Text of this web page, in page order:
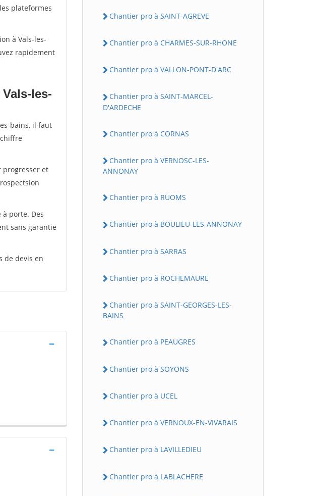
plateformes
à Vals-les-
rapidement
les-
bains, il faut
progresser et
porte. Des
sans garantie
de devis en
Chantier pro à SAINT-AGREVE
Chantier pro à CHARMES-SUR-RHONE
Chantier pro à VALLON-PONT-D'ARC
Chantier pro à SAINT-MARCEL-
D'ARDECHE
Chantier pro à CORNAS
Chantier pro à VERNOSC-LES-
ANNONAY
Chantier pro à RUOMS
Chantier pro à BOULIEU-LES-ANNONAY
Chantier pro à SARRAS
Chantier pro à ROCHEMAURE
Chantier pro à SAINT-GEORGES-LES-
BAINS
Chantier pro à PEAUGRES
Chantier pro à SOYONS
Chantier pro à UCEL
Chantier pro à VERNOUX-EN-VIVARAIS
Chantier pro à LAVILLEDIEU
Chantier pro à LABLACHERE